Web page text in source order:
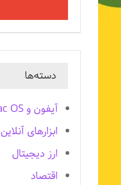
دسته‌ها
آیفون و mac OS
ابزارهای آنلاین
ارز دیجیتال
اقتصاد